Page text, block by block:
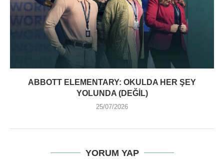
ABBOTT ELEMENTARY: OKULDA HER ŞEY
YOLUNDA (DEĞIL)
25/07/2026
YORUM YAP